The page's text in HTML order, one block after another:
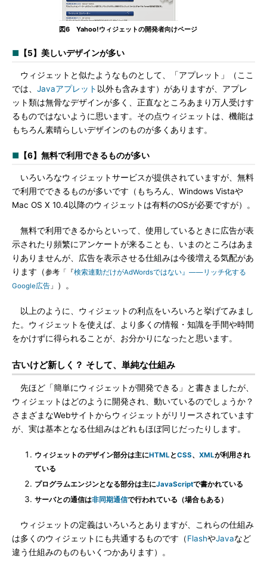
図6 Yahoo!ウィジェットの開発者向けページ
■ 【5】美しいデザインが多い
ウィジェットと似たようなものとして、「アプレット」（ここ
では、 Javaアプレット 以外も含みます）がありますが、アプレ
ット類は無骨なデザインが多く、正直なところあまり万人受けす
るものではないように思います。その点ウィジェットは、機能は
もちろん素晴らしいデザインのものが多くあります。
■ 【6】無料で利用できるものが多い
いろいろなウィジェットサービスが提供されていますが、無料
で利用でできるものが多いです（もちろん、Windows Vistaや
Mac OS X 10.4以降のウィジェットは有料のOSが必要ですが）。
無料で利用できるからといって、使用しているときに広告が表
示されたり頻繁にアンケートが来ることも、いまのところはあま
りありませんが、広告を表示させる仕組みは今後増える気配があ
ります（参考「『検索連動だけがAdWordsではない』――リッチ化する
Google広告 」 ）。
以上のように、ウィジェットの利点をいろいろと挙げてみまし
た。ウィジェットを使えば、より多くの情報・知識を手間や時間
をかけずに得られることが、お分かりになったと思います。
古いけど新しく？ そして、単純な仕組み
先ほど「簡単にウィジェットが開発できる」と書きましたが、
ウィジェットはどのように開発され、動いているのでしょうか？
さまざまなWebサイトからウィジェットがリリースされています
が、実は基本となる仕組みはどれもほぼ同じだったりします。
ウィジェットのデザイン部分は主にHTML とCSS、 XMLが利用され
ている
プログラムエンジンとなる部分は主にJavaScriptで書かれている
サーバとの通信は非同期通信で行われている（場合もある）
ウィジェットの定義はいろいろとありますが、これらの仕組み
は多くのウィジェットにも共通するものです（FlashやJavaなど
違う仕組みのものもいくつかあります）。